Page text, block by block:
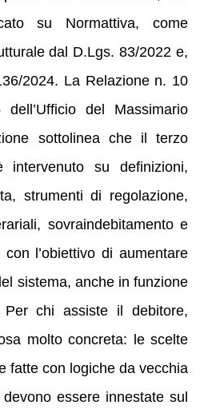
su Normattiva, come
dal D.Lgs. 83/2022 e,
2024. La Relazione n. 10
del Massimario
sottolinea che il terzo
su definizioni,
strumenti di regolazione,
sovraindebitamento e
con l’obiettivo di aumentare
sistema, anche in funzione
chi assiste il debitore,
molto concreta: le scelte
fatte con logiche da vecchia
essere innestate sul